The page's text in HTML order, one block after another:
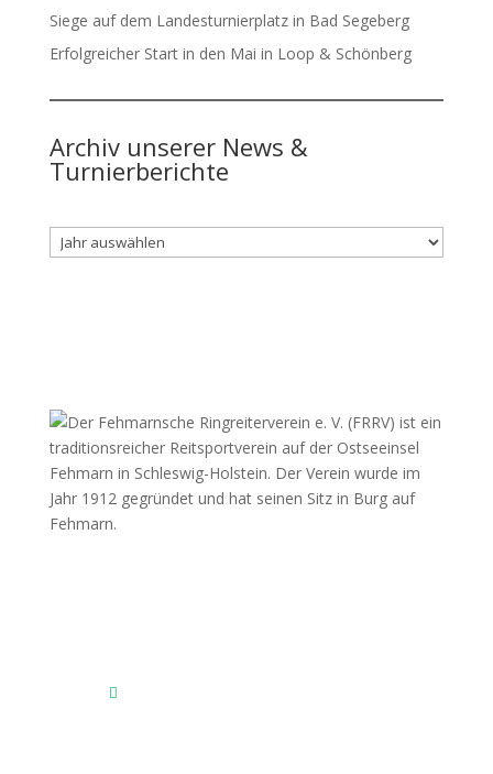
Siege auf dem Landesturnierplatz in Bad Segeberg
Erfolgreicher Start in den Mai in Loop & Schönberg
Archiv unserer News &
Turnierberichte
Archiv
